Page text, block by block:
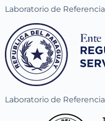
Laboratorio de Referencia
Laboratorio de Referencia